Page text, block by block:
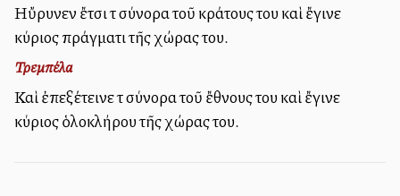
Ηὔρυνεν ἔτσι τὰ σύνορα τοῦ κράτους του καὶ ἔγινε
κύριος πράγματι τῆς χώρας του.
Τρεμπέλα
Καὶ ἐπεξέτεινε τὰ σύνορα τοῦ ἔθνους του καὶ ἔγινε
κύριος ὁλοκλήρου τῆς χώρας του.